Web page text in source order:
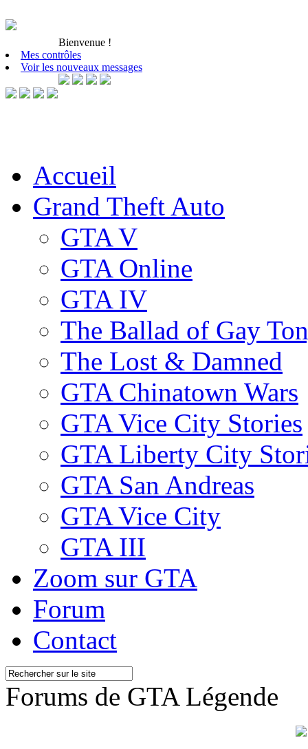
Bienvenue !
Mes contrôles
Voir les nouveaux messages
Accueil
Grand Theft Auto
GTA V
GTA Online
GTA IV
The Ballad of Gay
The Lost & Damned
GTA Chinatown Wars
GTA Vice City Stories
GTA Liberty City
GTA San Andreas
GTA Vice City
GTA III
Zoom sur GTA
Forum
Contact
Forums de GTA Légende